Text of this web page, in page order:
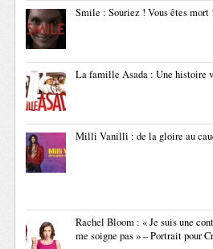
Smile : Souriez ! Vous êtes mort !
La famille Asada : Une histoire
Milli Vanilli : de la gloire au
Rachel Bloom : « Je suis une
me soigne pas » – Portrait pour